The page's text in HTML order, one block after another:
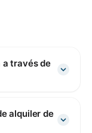
a través de
alquiler de